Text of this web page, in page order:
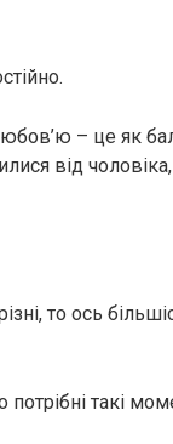
– це як
від чоловіка,
то ось
потрібні такі